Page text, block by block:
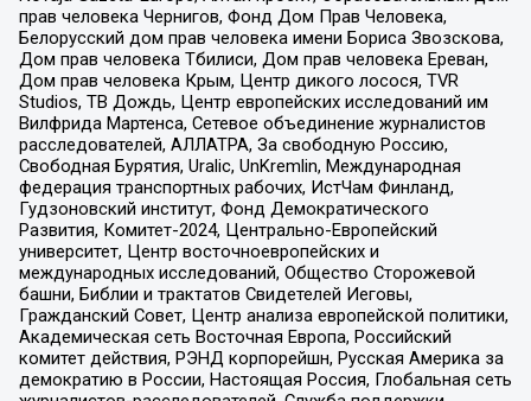
прав человека Чернигов, Фонд Дом Прав Человека,
Белорусский дом прав человека имени Бориса Звозскова,
Дом прав человека Тбилиси, Дом прав человека Ереван,
Дом прав человека Крым, Центр дикого лосося, TVR
Studios, ТВ Дождь, Центр европейских исследований им
Вилфрида Мартенса, Сетевое объединение журналистов
расследователей, АЛЛАТРА, За свободную Россию,
Свободная Бурятия, Uralic, UnKremlin, Международная
федерация транспортных рабочих, ИстЧам Финланд,
Гудзоновский институт, Фонд Демократического
Развития, Комитет-2024, Центрально-Европейский
университет, Центр восточноевропейских и
международных исследований, Общество Сторожевой
башни, Библии и трактатов Свидетелей Иеговы,
Гражданский Совет, Центр анализа европейской политики,
Академическая сеть Восточная Европа, Российский
комитет действия, РЭНД корпорейшн, Русская Америка за
демократию в России, Настоящая Россия, Глобальная сеть